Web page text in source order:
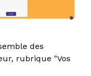
des
rubrique "Vos